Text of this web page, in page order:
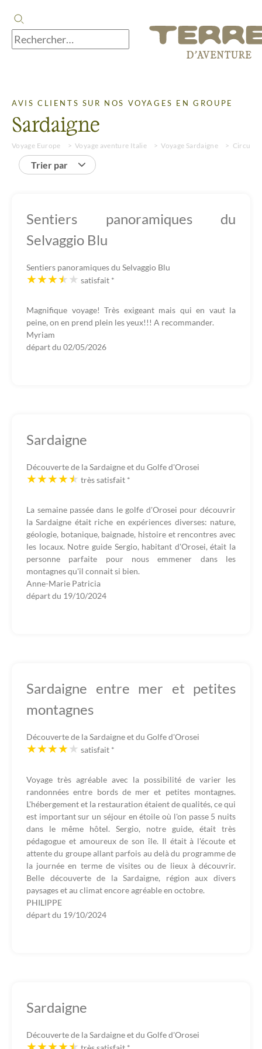
AVIS CLIENTS SUR NOS VOYAGES EN GROUPE
Sardaigne
Voyage Europe Voyage aventure Italie Voyage Sardaigne Circuit
Trier par
Sentiers panoramiques du
Selvaggio Blu
Sentiers panoramiques du Selvaggio Blu
satisfait *
Magnifique voyage! Très exigeant mais qui en vaut la
peine, on en prend plein les yeux!!! A recommander.
Myriam
départ du 02/05/2026
Sardaigne
Découverte de la Sardaigne et du Golfe d'Orosei
très satisfait *
La semaine passée dans le golfe d'Orosei pour découvrir
la Sardaigne était riche en expériences diverses: nature,
géologie, botanique, baignade, histoire et rencontres avec
les locaux. Notre guide Sergio, habitant d'Orosei, était la
personne parfaite pour nous emmener dans les
montagnes qu'il connait si bien.
Anne-Marie Patricia
départ du 19/10/2024
Sardaigne entre mer et petites
montagnes
Découverte de la Sardaigne et du Golfe d'Orosei
satisfait *
Voyage très agréable avec la possibilité de varier les
randonnées entre bords de mer et petites montagnes.
L'hébergement et la restauration étaient de qualités, ce qui
est important sur un séjour en étoile où l'on passe 5 nuits
dans le même hôtel. Sergio, notre guide, était très
pédagogue et amoureux de son île. Il était à l'écoute et
attente du groupe allant parfois au delà du programme de
la journée en terme de visites ou de lieux à découvrir.
Belle découverte de la Sardaigne, région aux divers
paysages et au climat encore agréable en octobre.
PHILIPPE
départ du 19/10/2024
Sardaigne
Découverte de la Sardaigne et du Golfe d'Orosei